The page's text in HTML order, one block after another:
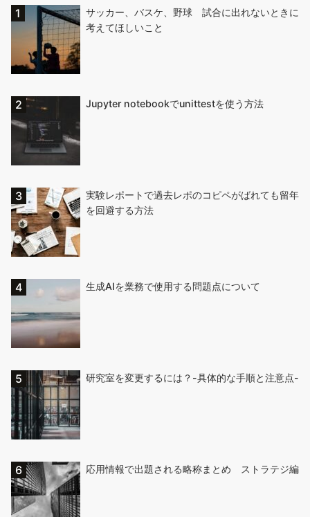
サッカー、バスケ、野球 試合に出れないときに
考えてほしいこと
Jupyter notebookでunittestを使う方法
実験レポートで過去レポのコピペがばれても留年
を回避する方法
生成AIを業務で使用する問題点について
研究室を変更するには？-具体的な手順と注意点-
応用情報で出題される略称まとめ ストラテジ編